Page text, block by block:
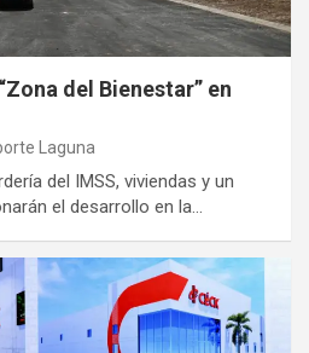
del Bienestar” en
Laguna
del IMSS, viviendas y un
el desarrollo en la…